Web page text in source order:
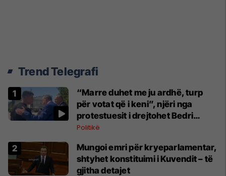
Trend Telegrafi
“Marre duhet me ju ardhë, turp
për votat që i keni”, njëri nga
protestuesit i drejtohet Bedri
Hamzës
Politikë
Mungoi emri për kryeparlamentar,
shtyhet konstituimi i Kuvendit – të
gjitha detajet